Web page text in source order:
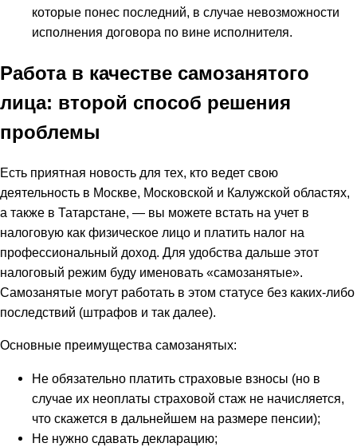
которые понес последний, в случае невозможности
исполнения договора по вине исполнителя.
Работа в качестве самозанятого
лица: второй способ решения
проблемы
Есть приятная новость для тех, кто ведет свою
деятельность в Москве, Московской и Калужской областях,
а также в Татарстане, — вы можете встать на учет в
налоговую как физическое лицо и платить налог на
профессиональный доход. Для удобства дальше этот
налоговый режим буду именовать «самозанятые».
Самозанятые могут работать в этом статусе без каких-либо
последствий (штрафов и так далее).
Основные преимущества самозанятых:
Не обязательно платить страховые взносы (но в
случае их неоплаты страховой стаж не начисляется,
что скажется в дальнейшем на размере пенсии);
Не нужно сдавать декларацию;